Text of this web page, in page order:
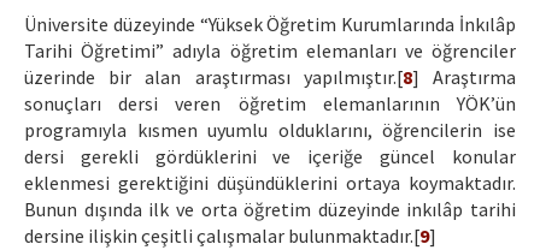
Üniversite düzeyinde “Yüksek Öğretim Kurumlarında İnkılâp
Tarihi Öğretimi” adıyla öğretim elemanları ve öğrenciler
üzerinde bir alan araştırması yapılmıştır.[8] Araştırma
sonuçları dersi veren öğretim elemanlarının YÖK’ün
programıyla kısmen uyumlu olduklarını, öğrencilerin ise
dersi gerekli gördüklerini ve içeriğe güncel konular
eklenmesi gerektiğini düşündüklerini ortaya koymaktadır.
Bunun dışında ilk ve orta öğretim düzeyinde inkılâp tarihi
dersine ilişkin çeşitli çalışmalar bulunmaktadır.[9]